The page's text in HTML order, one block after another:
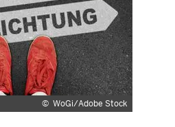
© WoGi/Adobe Stock